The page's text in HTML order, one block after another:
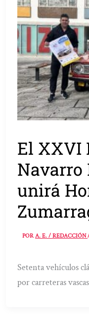
El XXVI
Navarro
unirá
PORA. E. / REDACCIÓN
Setenta vehículos
por carreteras